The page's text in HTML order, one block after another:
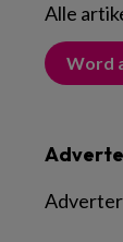
Alle
Word